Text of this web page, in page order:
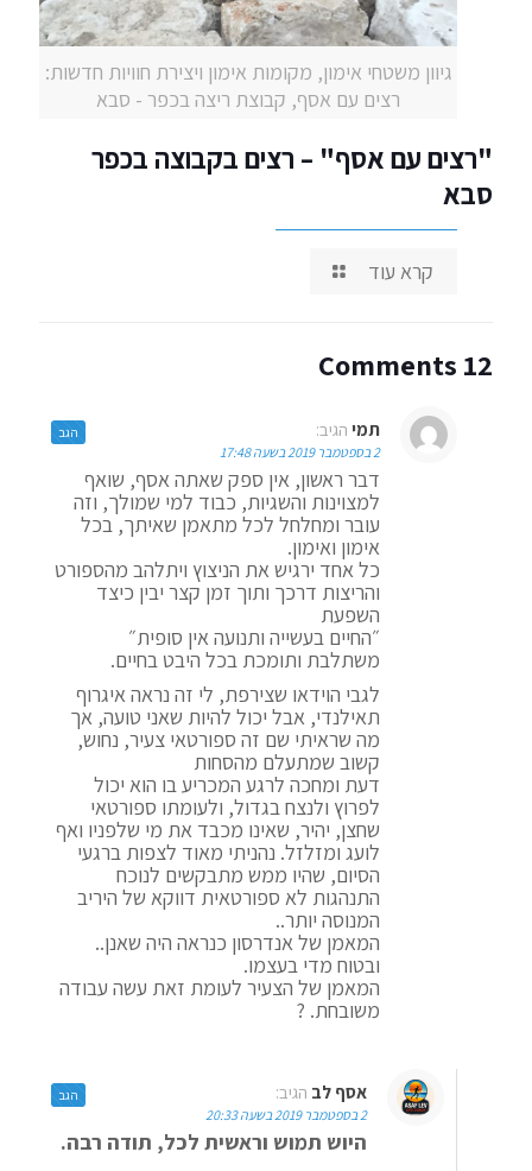
גיוון משטחי אימון, מקומות אימון ויצירת חוויות חדשות:
רצים עם אסף, קבוצת ריצה בכפר - סבא
"רצים עם אסף" – רצים בקבוצה בכפר
סבא
קרא עוד
12 Comments
תמי הגיב:
2 בספטמבר 2019 בשעה 17:48
דבר ראשון, אין ספק שאתה אסף, שואף
למצוינות והשגיות, כבוד למי שמולך, וזה
עובר ומחלחל לכל מתאמן שאיתך, בכל
אימון ואימון.
כל אחד ירגיש את הניצוץ ויתלהב מהספורט
והריצות דרכך ותוך זמן קצר יבין כיצד
השפעת
״החיים בעשייה ותנועה אין סופית״
משתלבת ותומכת בכל היבט בחיים.
לגבי הוידאו שצירפת, לי זה נראה איגרוף
תאילנדי, אבל יכול להיות שאני טועה, אך
מה שראיתי שם זה ספורטאי צעיר, נחוש,
קשוב שמתעלם מהסחות
דעת ומחכה לרגע המכריע בו הוא יכול
לפרוץ ולנצח בגדול, ולעומתו ספורטאי
שחצן, יהיר, שאינו מכבד את מי שלפניו ואף
לועג ומזלזל. נהניתי מאוד לצפות ברגעי
הסיום, שהיו ממש מתבקשים לנוכח
התנהגות לא ספורטאית דווקא של היריב
המנוסה יותר..
המאמן של אנדרסון כנראה היה שאנן..
ובטוח מדי בעצמו.
המאמן של הצעיר לעומת זאת עשה עבודה
משובחת. ?
הגב
אסף לב הגיב:
2 בספטמבר 2019 בשעה 20:33
היוש תמוש וראשית לכל, תודה רבה.
הגב